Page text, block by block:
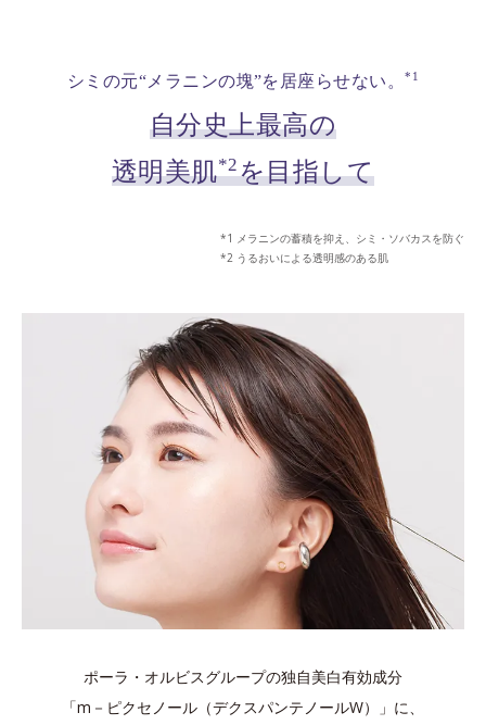
シミの元“メラニンの塊”を居座らせない。*1
自分史上最高の
透明美肌*2を目指して
メラニンの蓄積を抑え、シミ・ソバカスを防ぐ
うるおいによる透明感のある肌
ポーラ・オルビスグループの独自美白有効成分
「m－ピクセノール（デクスパンテノールW）」に、